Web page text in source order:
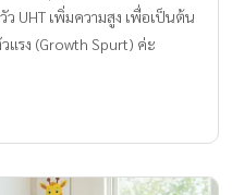
UHT เพิ่มความสูง เพื่อเป็นต้น
รง (Growth Spurt) ค่ะ
กเติบโตได้อย่างเต็มศักยภาพ
องตลาดปัจจุบันมีนมกล่องให้
สามาสแกนข้อมูลเจาะจุดเด่น